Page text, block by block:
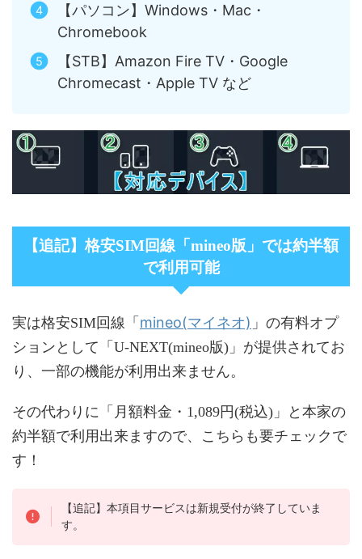
【パソコン】Windows・Mac・
Chromebook
【STB】Amazon Fire TV・Google
Chromecast・Apple TV など
【追記】格安SIM回線「mineo版」では約半額
で利用可能
実は格安SIM回線「 mineo(マイネオ) 」の有料オプ
ションとして「U-NEXT(mineo版)」が提供されてお
り、一部の機能が利用出来ません。
その代わりに「月額料金・1,089円(税込)」と本家の
約半額で利用出来ますので、こちらも要チェックで
す！
【追記】本項目サービスは新規受付が終了していま
す。